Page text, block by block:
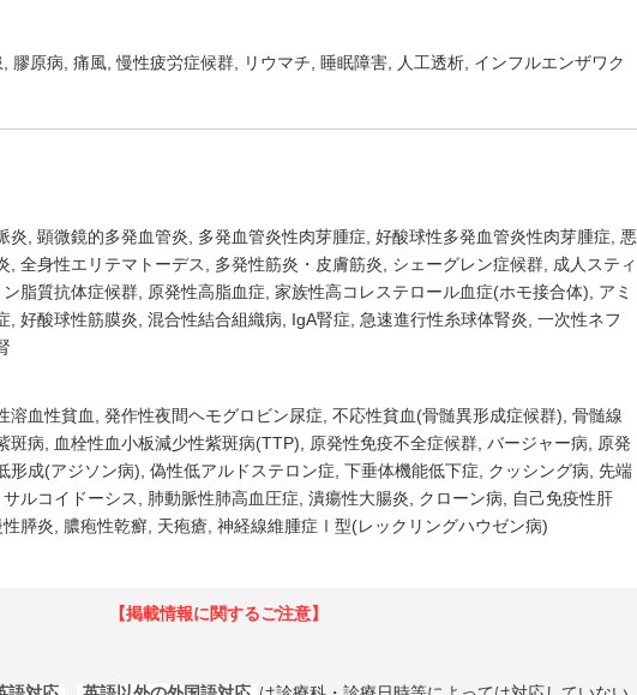
膠原病 痛風 慢性疲労症候群 リウマチ 睡眠障害 人工透析 インフルエンザワク
炎 顕微鏡的多発血管炎 多発血管炎性肉芽腫症 好酸球性多発血管炎性肉芽腫症
悪
全身性エリテマトーデス 多発性筋炎・皮膚筋炎 シェーグレン症候群 成人スティ
ン脂質抗体症候群 原発性高脂血症 家族性高コレステロール血症(ホモ接合体)
アミ
好酸球性筋膜炎 混合性結合組織病 IgA腎症 急速進行性糸球体腎炎 一次性ネフ
溶血性貧血 発作性夜間ヘモグロビン尿症 不応性貧血(骨髄異形成症候群) 骨髄線
斑病 血栓性血小板減少性紫斑病(TTP) 原発性免疫不全症候群 バージャー病
原発
形成(アジソン病) 偽性低アルドステロン症 下垂体機能低下症 クッシング病 先端
サルコイドーシス 肺動脈性肺高血圧症 潰瘍性大腸炎 クローン病
自己免疫性肝
性膵炎 膿疱性乾癬 天疱瘡 神経線維腫症Ⅰ型(レックリングハウゼン病)
【掲載情報に関するご注意】